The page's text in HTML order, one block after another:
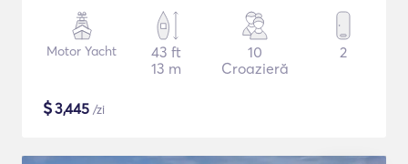
Motor Yacht
43 ft
13 m
10
Croazieră
2
$3,445 /zi